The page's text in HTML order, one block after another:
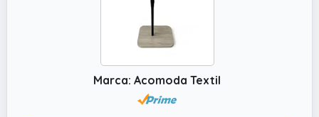
Marca: Acomoda Textil